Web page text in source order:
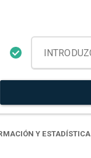
Y ESTADÍSTICA